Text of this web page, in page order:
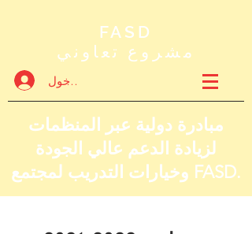
FASD
مشروع تعاوني
تسجيل الدخول
مبادرة دولية عبر المنظمات
لزيادة الدعم عالي الجودة
وخيارات التدريب لمجتمع FASD.